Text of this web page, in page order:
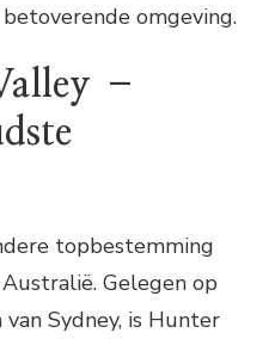
omgeving.
–
topbestemming
Gelegen op
Sydney, is Hunter